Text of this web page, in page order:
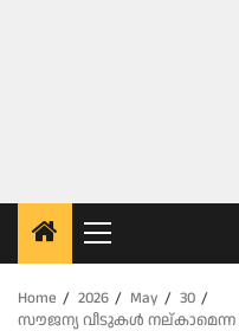
Primary
Menu
Home
2026 May
30
സൗജന്യ വീടുകൾ നല്കാമെന്ന